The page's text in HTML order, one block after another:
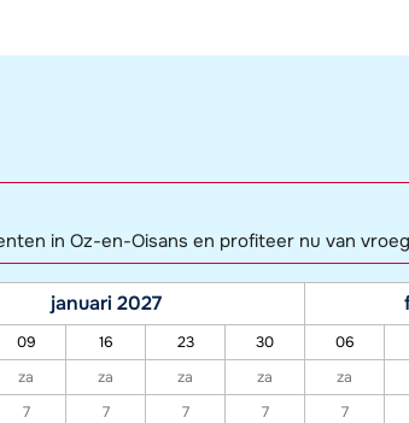
in Oz-en-Oisans en profiteer nu van
januari 2027
09 16 23 30 06
za za za za za
7 7 7 7 7